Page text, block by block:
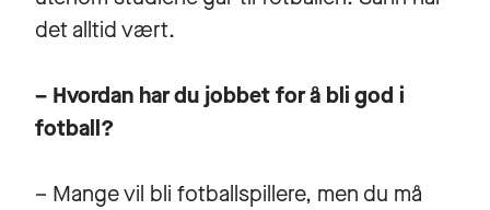
det alltid vært.
– Hvordan har du jobbet for å bli god i
fotball?
– Mange vil bli fotballspillere, men du må